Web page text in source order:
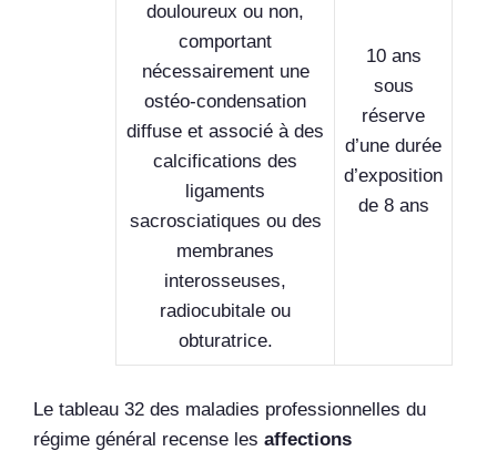
douloureux ou non,
comportant
nécessairement une
ostéo-condensation
diffuse et associé à des
calcifications des
ligaments
sacrosciatiques ou des
membranes
interosseuses,
radiocubitale ou
obturatrice.
10 ans
sous
réserve
d’une durée
d’exposition
de 8 ans
Le tableau 32 des maladies professionnelles du
régime général recense les affections